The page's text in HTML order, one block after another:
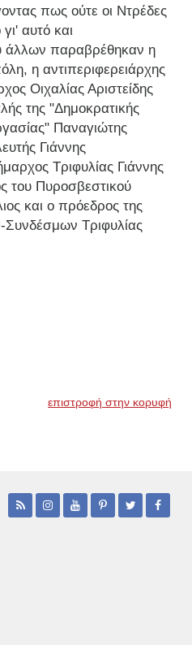
πως ούτε οι Ντρέδες
αυτό και
άλλων παραβρέθηκαν η
η αντιπεριφερειάρχης
Οιχαλίας Αριστείδης
της "Δημοκρατικής
Παναγιώτης
Γιάννης
Τριφυλίας Γιάννης
του Πυροσβεστικού
και ο πρόεδρος της
Τριφυλίας
επιστροφή στην κορυφή